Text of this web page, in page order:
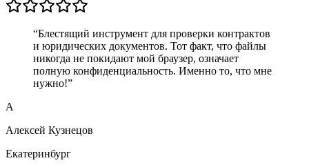
“Блестящий инструмент для проверки контрактов
и юридических документов. Тот факт, что файлы
никогда не покидают мой браузер, означает
полную конфиденциальность. Именно то, что мне
нужно!”
А
Алексей Кузнецов
Екатеринбург